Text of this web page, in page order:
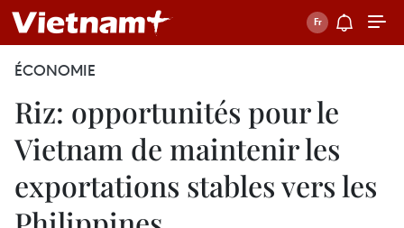
ÉCONOMIE
Riz: opportunités pour le
Vietnam de maintenir les
exportations stables vers les